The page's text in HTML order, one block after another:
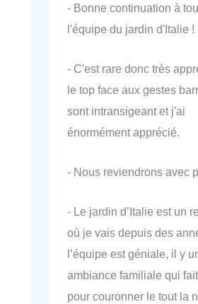
- Bonne continuation à
l'équipe du jardin d'Italie !
- C'est rare donc très
le top face aux gestes
sont intransigeant et j'ai
énormément apprécié.
- Nous reviendrons avec
- Le jardin d’Italie est un
où je vais depuis des
l’équipe est géniale, il y
ambiance familiale qui
pour couronner le tout la